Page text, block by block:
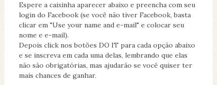
Espere a caixinha aparecer abaixo e preencha com seu
login do Facebook (se você não tiver Facebook, basta
clicar em "Use your name and e-mail" e colocar seu
nome e e-mail).
Depois click nos botões DO IT para cada opção abaixo
e se inscreva em cada uma delas, lembrando que elas
não são obrigatórias, mas ajudarão se você quiser ter
mais chances de ganhar.